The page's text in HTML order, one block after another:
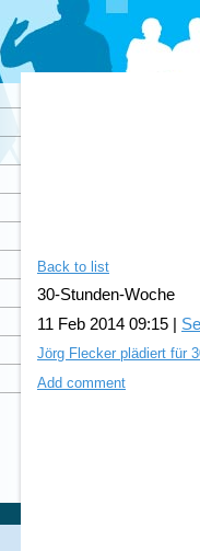
Back to list
30-Stunden-Woche
11 Feb 2014 09:15
Jörg Flecker plädiert für
Add comment